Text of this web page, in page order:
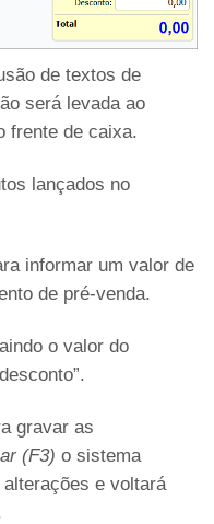
de textos de
será levada ao
frente de caixa.
lançados no
informar um valor de
de pré-venda.
o valor do
gravar as
(F3) o sistema
e voltará